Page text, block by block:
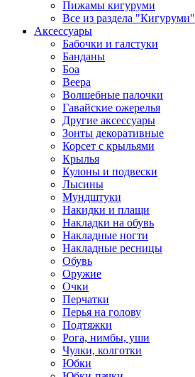
Пижамы кигуруми
Все из раздела "Кигуруми"
Аксессуары
Бабочки и галстуки
Банданы
Боа
Веера
Волшебные палочки
Гавайские ожерелья
Другие аксессуары
Зонты декоративные
Корсет с крыльями
Крылья
Кулоны и подвески
Лысины
Мундштуки
Накидки и плащи
Накладки на обувь
Накладные ногти
Накладные ресницы
Обувь
Оружие
Очки
Перчатки
Перья на голову
Подтяжки
Рога, нимбы, уши
Чулки, колготки
Юбки